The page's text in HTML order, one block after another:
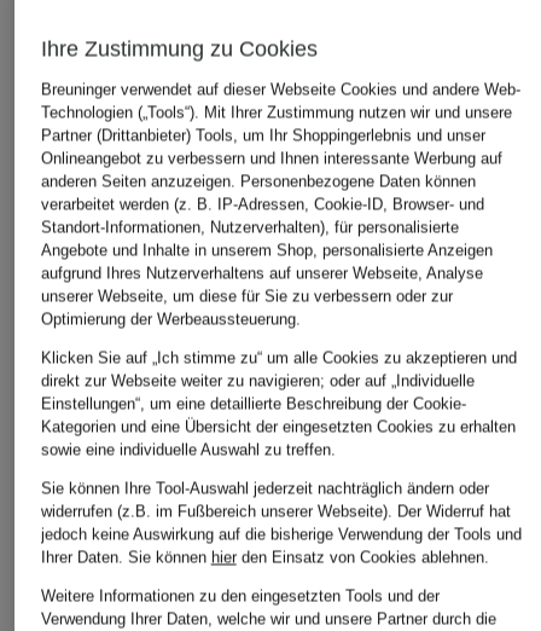
ÄHNLICHE ARTIKEL ENTDECKEN
Ihre Zustimmung zu Cookies
Breuninger verwendet auf dieser Webseite Cookies und andere Web-
Technologien („Tools“). Mit Ihrer Zustimmung nutzen wir und unsere
Partner (Drittanbieter) Tools, um Ihr Shoppingerlebnis und unser
Onlineangebot zu verbessern und Ihnen interessante Werbung auf
anderen Seiten anzuzeigen. Personenbezogene Daten können
verarbeitet werden (z. B. IP-Adressen, Cookie-ID, Browser- und
Standort-Informationen, Nutzerverhalten), für personalisierte
Angebote und Inhalte in unserem Shop, personalisierte Anzeigen
aufgrund Ihres Nutzerverhaltens auf unserer Webseite, Analyse
unserer Webseite, um diese für Sie zu verbessern oder zur
Optimierung der Werbeaussteuerung.
Klicken Sie auf „Ich stimme zu“ um alle Cookies zu akzeptieren und
direkt zur Webseite weiter zu navigieren; oder auf „Individuelle
Einstellungen“, um eine detaillierte Beschreibung der Cookie-
Kategorien und eine Übersicht der eingesetzten Cookies zu erhalten
sowie eine individuelle Auswahl zu treffen.
Sie können Ihre Tool-Auswahl jederzeit nachträglich ändern oder
widerrufen (z.B. im Fußbereich unserer Webseite). Der Widerruf hat
jedoch keine Auswirkung auf die bisherige Verwendung der Tools und
Ihrer Daten. Sie können hierden Einsatz von Cookies ablehnen.
Weitere Informationen zu den eingesetzten Tools und der
Verwendung Ihrer Daten, welche wir und unsere Partner durch die